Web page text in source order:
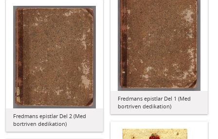
Fredmans epistlar Del 1 (Med
bortriven dedikation)
Fredmans epistlar Del 2 (Med
bortriven dedikation)